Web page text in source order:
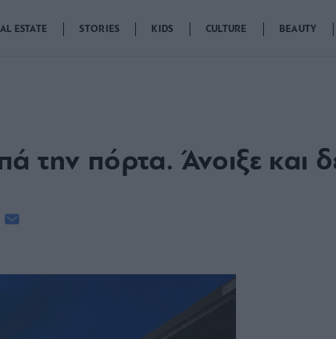
ESTATE STORIES KIDS CULTURE BEAUTY
την πόρτα. Άνοιξε και